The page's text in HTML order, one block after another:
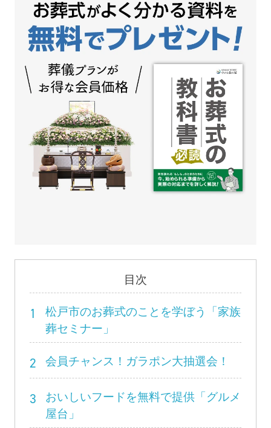
目次
1
松戸市のお葬式のことを学ぼう「家族
葬セミナー」
2 会員チャンス！ガラポン大抽選会！
3
おいしいフードを無料で提供「グルメ
屋台」